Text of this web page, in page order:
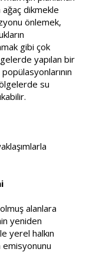
ağaç dikmekle
önlemek,
gibi çok
yapılan bir
su
alanlara
yeniden
yerel halkın
emisyonunu